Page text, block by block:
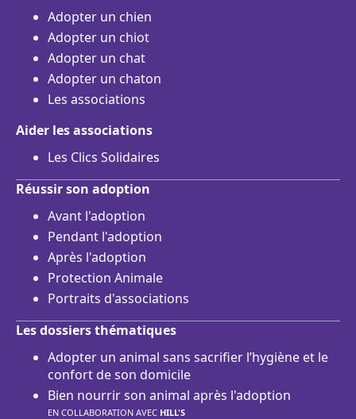
Adopter un chien
Adopter un chiot
Adopter un chat
Adopter un chaton
Les associations
Aider les associations
Les Clics Solidaires
Réussir son adoption
Avant l'adoption
Pendant l'adoption
Après l'adoption
Protection Animale
Portraits d'associations
Les dossiers thématiques
Adopter un animal sans sacrifier l’hygiène et le
confort de son domicile
Bien nourrir son animal après l'adoption
EN COLLABORATION AVEC HILL'S